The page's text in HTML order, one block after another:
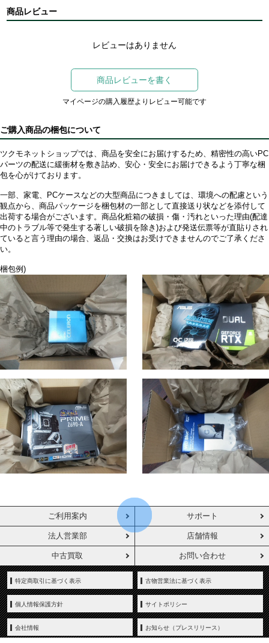
商品レビュー
レビューはありません
商品レビューを書く
マイページの購入履歴よりレビュー可能です
ご購入商品の梱包について
ツクモネットショップでは、商品を安全にお届けするため、精密性の高いPC
パーツの配送に緩衝材を敷き詰め、安心・安全にお届けできるよう丁寧な梱
包を心がけております。
一部、家電、PCケースなどの大型商品につきましては、環境への配慮という
観点から、商品パッケージを梱包材の一部として直接送り状などを添付して
出荷する場合がございます。商品化粧箱の破損・傷・汚れといった理由(配達
中のトラブル等で発生する著しい破損を除き)および発送伝票等が直貼りされ
ていると言う理由の場合、返品・交換はお受けできませんのでご了承くださ
い。
梱包例)
ご利用案内 サポート
法人営業部 店舗情報
中古買取 お問い合わせ
特定商取引に基づく表示 古物営業法に基づく表示
個人情報保護方針 サイトポリシー
会社情報 お知らせ（プレスリリース）